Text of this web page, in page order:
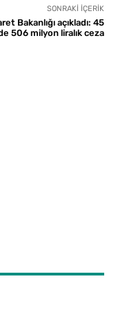
SONRAKI İÇERIK
Bakanlığı açıkladı: 45
506 milyon liralık ceza